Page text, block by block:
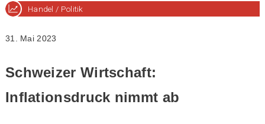
Handel / Politik
31. Mai 2023
Schweizer Wirtschaft:
Inflationsdruck nimmt ab